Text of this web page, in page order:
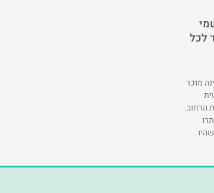
לכל
מוכר
הרחוב.